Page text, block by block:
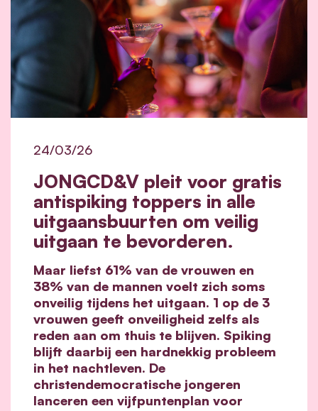
JONGCD&V pleit voor gratis
antispiking toppers in alle
uitgaansbuurten om veilig
uitgaan te bevorderen.
24/03/26
Maar liefst 61% van de vrouwen en
38% van de mannen voelt zich soms
onveilig tijdens het uitgaan. 1 op de 3
vrouwen geeft onveiligheid zelfs als
reden aan om thuis te blijven. Spiking
blijft daarbij een hardnekkig probleem
in het nachtleven. De
christendemocratische jongeren
lanceren een vijfpuntenplan voor